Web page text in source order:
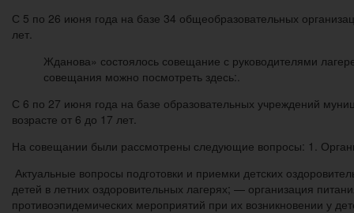
С 5 по 26 июня года на базе 34 общеобразовательных
лет.
Жданова» состоялось совещание с руководителями
совещания можно посмотреть здесь:.
С 6 по 27 июня года на базе образовательных учреждений
возрасте от 6 до 17 лет.
На совещании были рассмотрены следующие вопросы: 1.
Актуальные вопросы подготовки и приемки детских
детей в летних оздоровительных лагерях; — организация
противоэпидемических мероприятий при их возникновении у